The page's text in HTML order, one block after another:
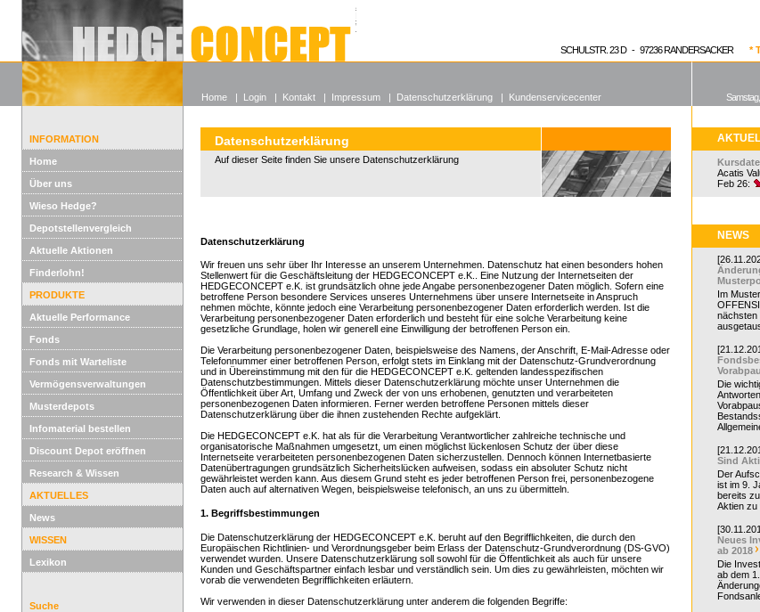
Alle offenen Fonds
Wieso Hedgefonds?
SCHULSTR. 23 D - 97236 RANDERSACKER *
INFORMATION
Home
Über uns
Wieso Hedge?
Depotstellenvergleich
Aktuelle Aktionen
Finderlohn!
PRODUKTE
Aktuelle Performance
Fonds
Fonds mit Warteliste
Vermögensverwaltungen
Musterdepots
Infomaterial bestellen
Discount Depot eröffnen
Research & Wissen
AKTUELLES
News
WISSEN
Lexikon
Suche
Datenschutzerklärung
Auf dieser Seite finden Sie unsere Datenschutzerklärung
Datenschutzerklärung
Wir freuen uns sehr über Ihr Interesse an unserem Unternehmen. Datenschutz hat einen besonders hohen
Stellenwert für die Geschäftsleitung der HEDGECONCEPT e.K.. Eine Nutzung der Internetseiten der
HEDGECONCEPT e.K. ist grundsätzlich ohne jede Angabe personenbezogener Daten möglich. Sofern eine
betroffene Person besondere Services unseres Unternehmens über unsere Internetseite in Anspruch
nehmen möchte, könnte jedoch eine Verarbeitung personenbezogener Daten erforderlich werden. Ist die
Verarbeitung personenbezogener Daten erforderlich und besteht für eine solche Verarbeitung keine
gesetzliche Grundlage, holen wir generell eine Einwilligung der betroffenen Person ein.
Die Verarbeitung personenbezogener Daten, beispielsweise des Namens, der Anschrift, E-Mail-Adresse oder
Telefonnummer einer betroffenen Person, erfolgt stets im Einklang mit der Datenschutz-Grundverordnung
und in Übereinstimmung mit den für die HEDGECONCEPT e.K. geltenden landesspezifischen
Datenschutzbestimmungen. Mittels dieser Datenschutzerklärung möchte unser Unternehmen die
Öffentlichkeit über Art, Umfang und Zweck der von uns erhobenen, genutzten und verarbeiteten
personenbezogenen Daten informieren. Ferner werden betroffene Personen mittels dieser
Datenschutzerklärung über die ihnen zustehenden Rechte aufgeklärt.
Die HEDGECONCEPT e.K. hat als für die Verarbeitung Verantwortlicher zahlreiche technische und
organisatorische Maßnahmen umgesetzt, um einen möglichst lückenlosen Schutz der über diese
Internetseite verarbeiteten personenbezogenen Daten sicherzustellen. Dennoch können Internetbasierte
Datenübertragungen grundsätzlich Sicherheitslücken aufweisen, sodass ein absoluter Schutz nicht
gewährleistet werden kann. Aus diesem Grund steht es jeder betroffenen Person frei, personenbezogene
Daten auch auf alternativen Wegen, beispielsweise telefonisch, an uns zu übermitteln.
1. Begriffsbestimmungen
Die Datenschutzerklärung der HEDGECONCEPT e.K. beruht auf den Begrifflichkeiten, die durch den
Europäischen Richtlinien- und Verordnungsgeber beim Erlass der Datenschutz-Grundverordnung (DS-GVO)
verwendet wurden. Unsere Datenschutzerklärung soll sowohl für die Öffentlichkeit als auch für unsere
Kunden und Geschäftspartner einfach lesbar und verständlich sein. Um dies zu gewährleisten, möchten wir
vorab die verwendeten Begrifflichkeiten erläutern.
Wir verwenden in dieser Datenschutzerklärung unter anderem die folgenden Begriffe:
Acatis
Feb 26:
NEWS
Im
nächsten
Die
Sind
Der
ist im 9.
bereits
Aktien zu
Neues
ab 2018
Die
ab dem
Home | Login | Kontakt | Impressum | Datenschutzerklärung | Kundenservicecenter